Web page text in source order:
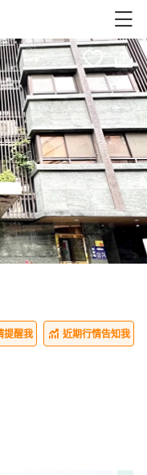
提醒我 近期行情告知我